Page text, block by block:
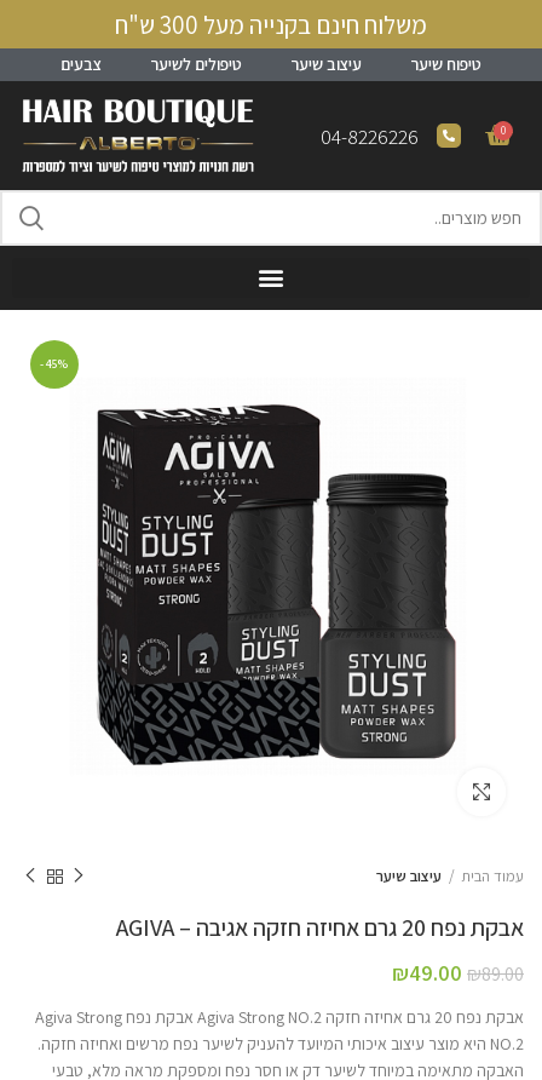
משלוח חינם בקנייה מעל 300 ש"ח
טיפוח שיער עיצוב שיער טיפולים לשיער צבעים
0
04-8226226
-45%
עמוד הבית עיצוב שיער
אבקת נפח 20 גרם אחיזה חזקה אגיבה – AGIVA
₪89.00
₪49.00
אבקת נפח 20 גרם אחיזה חזקה Agiva Strong NO.2 אבקת נפח Agiva Strong
NO.2 היא מוצר עיצוב איכותי המיועד להעניק לשיער נפח מרשים ואחיזה חזקה.
האבקה מתאימה במיוחד לשיער דק או חסר נפח ומספקת מראה מלא, טבעי